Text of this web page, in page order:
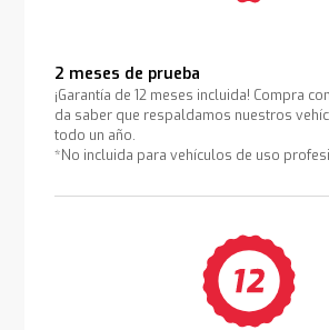
2 meses de prueba
¡Garantía de 12 meses incluida! Compra
da saber que respaldamos nuestros
todo un año.
*No incluida para vehículos de uso